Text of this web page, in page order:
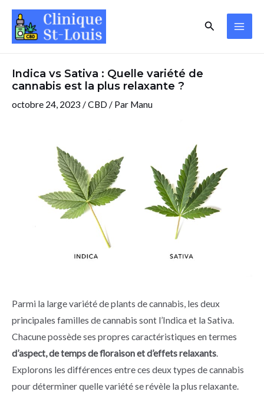
Aller
contenu
Rechercher
Indica vs Sativa : Quelle variété de
cannabis est la plus relaxante ?
octobre 24, 2023 /CBD / Par Manu
Parmi la large variété de plants de cannabis, les deux
principales familles de cannabis sont l’Indica et la Sativa.
Chacune possède ses propres caractéristiques en termes
d’aspect, de temps de floraison et d’effets relaxants.
Explorons les différences entre ces deux types de cannabis
pour déterminer quelle variété se révèle la plus relaxante.
Navigation
des
articles